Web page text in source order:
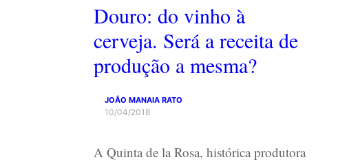
Douro: do vinho à
cerveja. Será a receita de
produção a mesma?
JOÃO MANAIA RATO
10/04/2018
A Quinta de la Rosa, histórica produtora